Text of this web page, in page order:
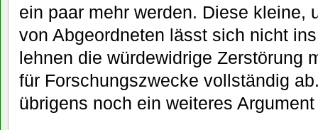
ein paar mehr werden. Diese kleine,
von Abgeordneten lässt sich nicht
lehnen die würdewidrige Zerstörung
für Forschungszwecke vollständig
übrigens noch ein weiteres